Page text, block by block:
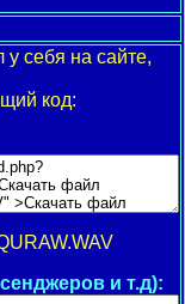
себя на сайте,
код:
и т.д):